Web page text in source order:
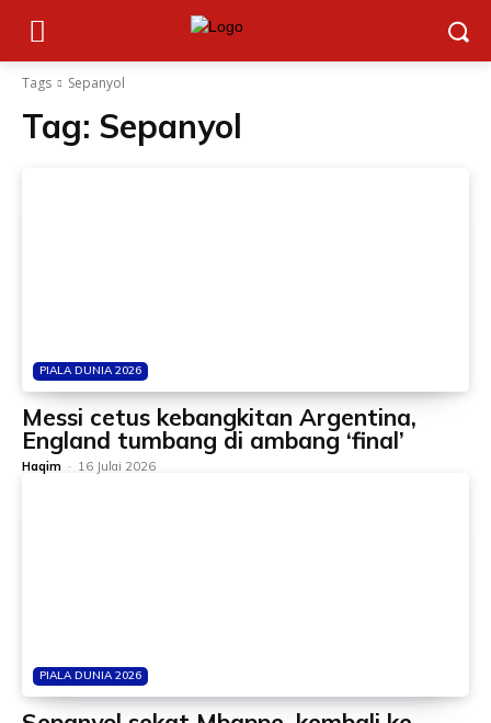
Tags Sepanyol
Tag: Sepanyol
PIALA DUNIA 2026
Messi cetus kebangkitan Argentina,
England tumbang di ambang ‘final’
Haqim - 16 Julai 2026
PIALA DUNIA 2026